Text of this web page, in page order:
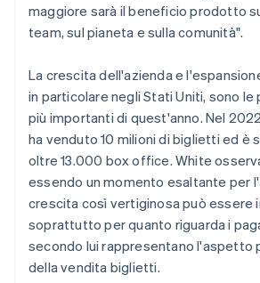
maggiore sarà il beneficio prodotto
team, sul pianeta e sulla comunità".
La crescita dell'azienda e
in particolare negli Stati Uniti, sono le
più importanti di quest'anno. Nel
ha venduto 10 milioni di biglietti ed è
oltre 13.000 box office. White
essendo un momento esaltante per
crescita così vertiginosa può essere
soprattutto per quanto riguarda i
secondo lui rappresentano l'aspetto
della vendita biglietti.